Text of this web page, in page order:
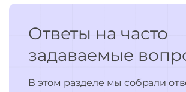
Ответы на часто
задаваемые
В этом разделе мы собрали